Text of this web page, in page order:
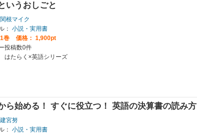
いうおしごと
関根マイク
： 小説・実用書
1巻
価格： 1,900pt
投稿数0件
はたらく×英語シリーズ
ら始める！ すぐに役立つ！ 英語の決算書の読み方
建宮努
： 小説・実用書